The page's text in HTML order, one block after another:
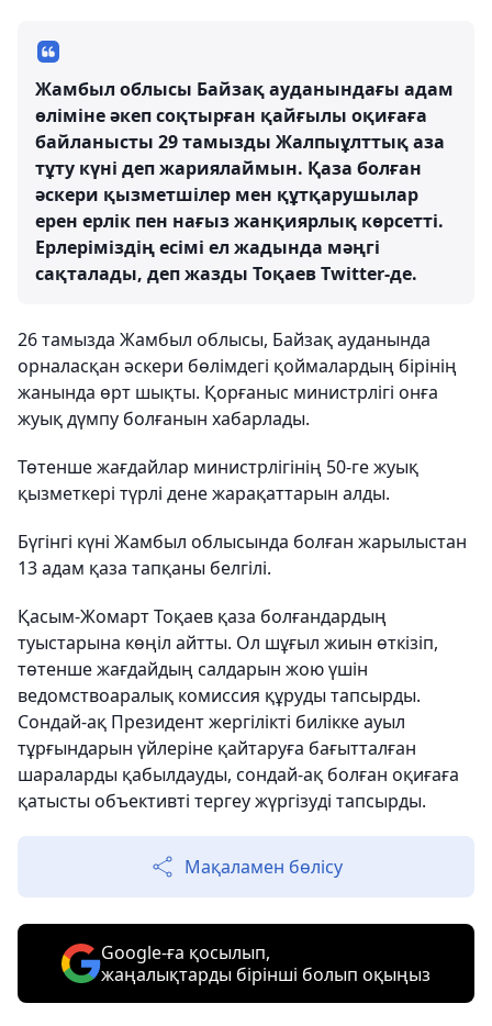
Жамбыл облысы Байзақ ауданындағы адам
өліміне әкеп соқтырған қайғылы оқиғаға
байланысты 29 тамызды Жалпыұлттық аза
тұту күні деп жариялаймын. Қаза болған
әскери қызметшілер мен құтқарушылар
ерен ерлік пен нағыз жанқиярлық көрсетті.
Ерлеріміздің есімі ел жадында мәңгі
сақталады, деп жазды Тоқаев Twitter-де.
26 тамызда Жамбыл облысы, Байзақ ауданында
орналасқан әскери бөлімдегі қоймалардың бірінің
жанында өрт шықты. Қорғаныс министрлігі онға
жуық дүмпу болғанын хабарлады.
Төтенше жағдайлар министрлігінің 50-ге жуық
қызметкері түрлі дене жарақаттарын алды.
Бүгінгі күні Жамбыл облысында болған жарылыстан
13 адам қаза тапқаны белгілі.
Қасым-Жомарт Тоқаев қаза болғандардың
туыстарына көңіл айтты. Ол шұғыл жиын өткізіп,
төтенше жағдайдың салдарын жою үшін
ведомствоаралық комиссия құруды тапсырды.
Сондай-ақ Президент жергілікті билікке ауыл
тұрғындарын үйлеріне қайтаруға бағытталған
шараларды қабылдауды, сондай-ақ болған оқиғаға
қатысты объективті тергеу жүргізуді тапсырды.
Мақаламен бөлісу
Google-ға қосылып,
жаңалықтарды бірінші болып оқыңыз